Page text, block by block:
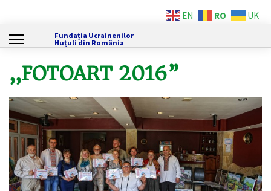
Fundația Ucrainenilor
Huțuli din România
EN RO UK
,,FOTOART 2016”